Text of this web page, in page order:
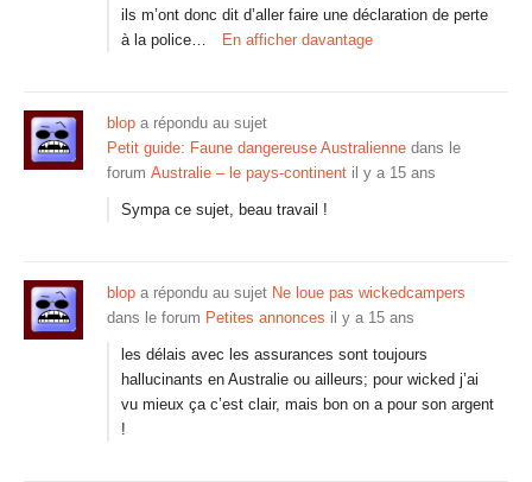
ils m’ont donc dit d’aller faire une déclaration de perte
à la police…
En afficher davantage
blop a répondu au sujet
Petit guide: Faune dangereuse Australienne dans le
forum Australie – le pays-continent il y a 15 ans
Sympa ce sujet, beau travail !
blop a répondu au sujet Ne loue pas wickedcampers
dans le forum Petites annonces il y a 15 ans
les délais avec les assurances sont toujours
hallucinants en Australie ou ailleurs; pour wicked j’ai
vu mieux ça c’est clair, mais bon on a pour son argent
!